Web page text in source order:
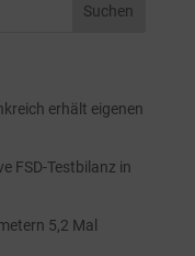
erhält eigenen
FSD-Testbilanz in
5,2 Mal